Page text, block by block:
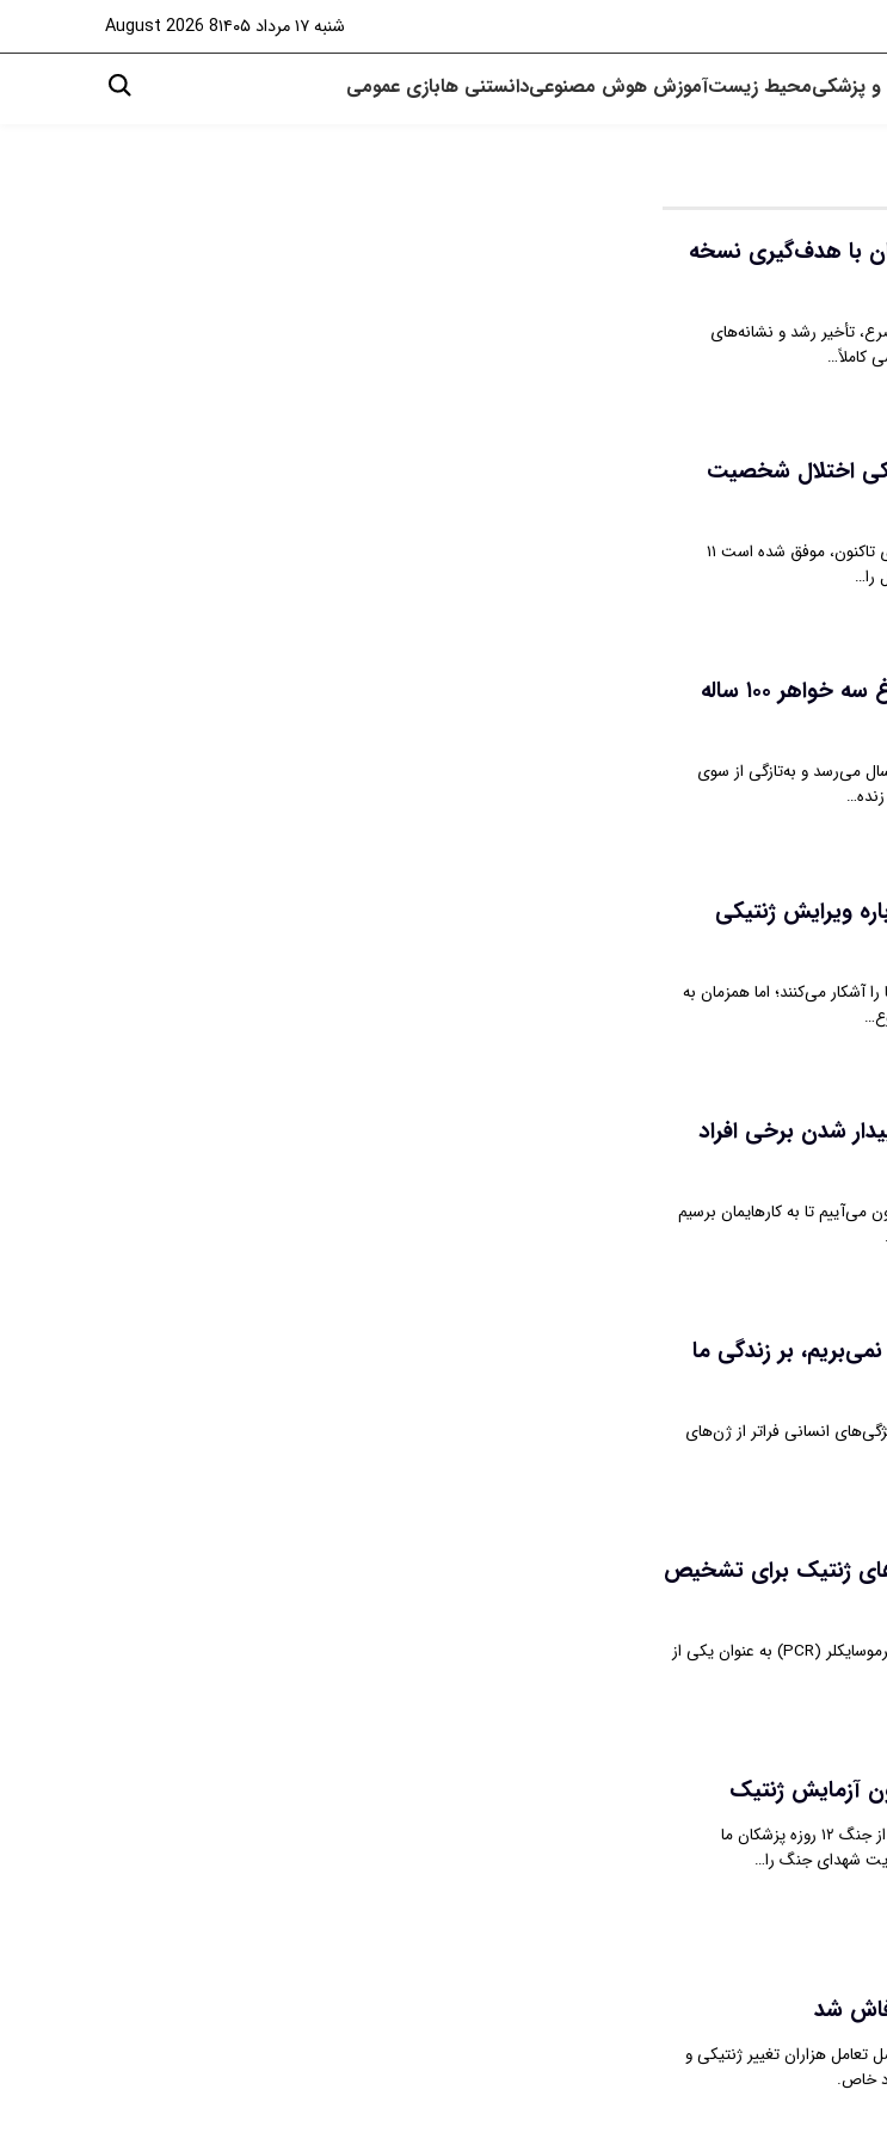
شنبه ۱۷ مرداد ۱۴۰۵ 8 August 2026
پزشکیمحیط زیستآموزش هوش مصنوعیدانستنی هابازی عمومی
با هدف‌گیری نسخه
تأخیر رشد و نشانه‌های
کاملاً…
اختلال شخصیت
بزرگ‌ترین تحلیل ژنتیکی اختلال شخصیت مرزی تاکنون، موفق شده است ۱۱
را…
ژن‌های طلایی؛ دانشمندان به سراغ سه خواهر ۱۰۰ ساله
خواهر برزیلی که مجموع سن آن‌ها به ۳۱۶ سال می‌رسد و به‌تازگی از سوی
ویرایش ژنتیکی
آشکار می‌کنند؛ اما همزمان به
شدن برخی افراد
تا به کارهایمان برسیم
بر زندگی ما
انسانی فراتر از ژن‌های
ژنتیک برای تشخیص
فناوران یکی از شرکت‌های دانش‌بنیان دستگاه ترموسایکلر (PCR) به عنوان یکی از
آزمایش ژنتیک
معاون سازمان پزشکی قانونی کشور گفت: پس از جنگ ۱۲ روزه پزشکان ما
شهدای جنگ را…
فاش شد
هزاران تغییر ژنتیکی و
خاص.